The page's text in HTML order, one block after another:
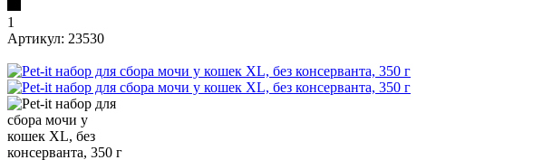
1
Артикул: 23530